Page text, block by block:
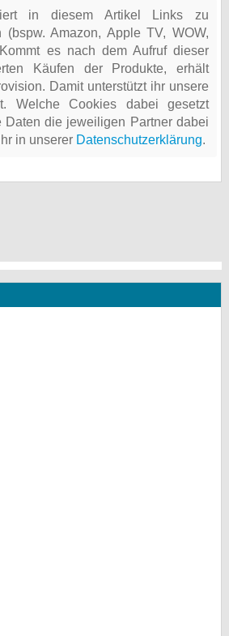
in diesem Artikel Links zu
(bspw. Amazon, Apple TV, WOW,
es nach dem Aufruf dieser
Käufen der Produkte, erhält
Damit unterstützt ihr unsere
Welche Cookies dabei gesetzt
Daten die jeweiligen Partner dabei
in unserer Datenschutzerklärung.